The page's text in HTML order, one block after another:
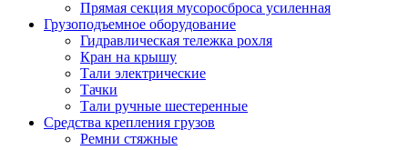
Прямая секция мусоросброса усиленная
Грузоподъемное оборудование
Гидравлическая тележка рохля
Кран на крышу
Тали электрические
Тачки
Тали ручные шестеренные
Средства крепления грузов
Ремни стяжные